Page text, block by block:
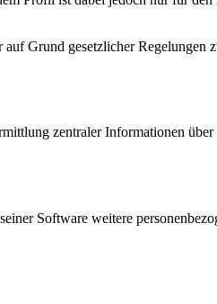
Grund gesetzlicher Regelungen
zentraler Informationen
Software weitere